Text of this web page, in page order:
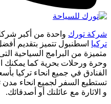
شركة تورك واحدة من أكبر
تركيا اسطنبول تتميز بتقديم
متميزة من البرامج السياحية
وحرة ورحلات بحرية كما
الفنادق في جميع انحاء تركيا
تستطيع السفر لجميع انحاء مدن
و الاثارة مع عائلتك أو أصدقائك.